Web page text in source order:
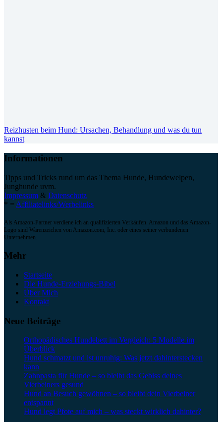
Reizhusten beim Hund: Ursachen, Behandlung und was du tun
kannst
Informationen
Tipps und Tricks rund um das Thema Hunde, Hundewelpen,
Junghunde uvm.
Impressum & Datenschutz
* = Affiliatelinks/Werbelinks
Als Amazon-Partner verdiene ich an qualifizierten Verkäufen. Amazon und das Amazon-
Logo sind Warenzeichen von Amazon.com, Inc. oder eines seiner verbundenen
Unternehmen.
Mehr
Startseite
Die Hunde-Erziehungs-Bibel
Über Mich
Kontakt
Neue Beiträge
Orthopädisches Hundebett im Vergleich: 5 Modelle im
Überblick
Hund schmatzt und ist unruhig: Was jetzt dahinterstecken
kann
Zahnpasta für Hunde – so bleibt das Gebiss deines
Vierbeiners gesund
Hund an Besuch gewöhnen – so bleibt dein Vierbeiner
entspannt
Hund legt Pfote auf mich – was steckt wirklich dahinter?